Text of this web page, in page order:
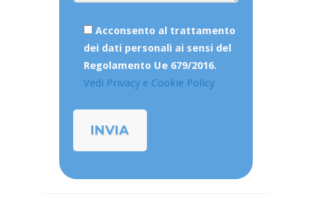
Acconsento al trattamento
dei dati personali ai sensi del
Regolamento Ue 679/2016.
Vedi Privacy e Cookie Policy